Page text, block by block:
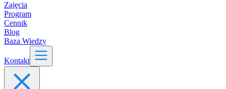
Zajęcia
Program
Cennik
Blog
Baza Wiedzy
Kontakt